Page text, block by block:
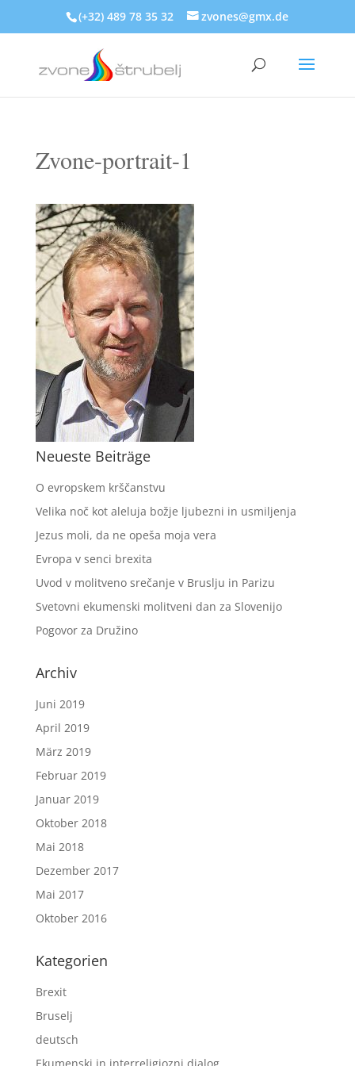
(+32) 489 78 35 32 zvones@gmx.de
Zvone-portrait-1
Neueste Beiträge
O evropskem krščanstvu
Velika noč kot aleluja božje ljubezni in usmiljenja
Jezus moli, da ne opeša moja vera
Evropa v senci brexita
Uvod v molitveno srečanje v Bruslju in Parizu
Svetovni ekumenski molitveni dan za Slovenijo
Pogovor za Družino
Archiv
Juni 2019
April 2019
März 2019
Februar 2019
Januar 2019
Oktober 2018
Mai 2018
Dezember 2017
Mai 2017
Oktober 2016
Kategorien
Brexit
Bruselj
deutsch
Ekumenski in interreligiozni dialog